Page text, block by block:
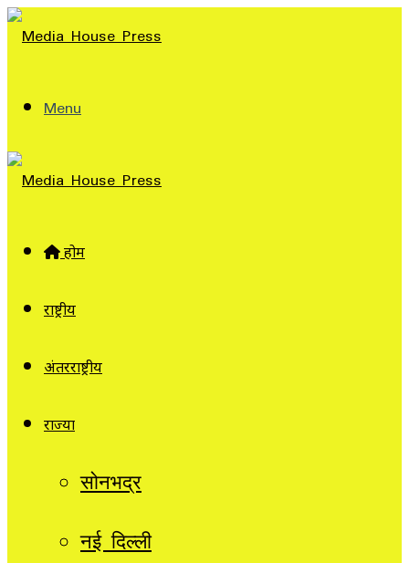
Menu
होम
राष्ट्रीय
अंतरराष्ट्रीय
राज्यों
सोनभद्र
नई दिल्ली